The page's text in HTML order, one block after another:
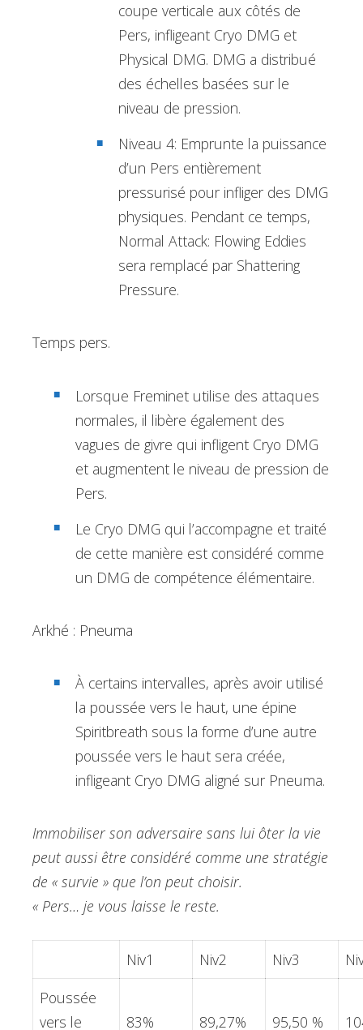
coupe verticale aux côtés de
Pers, infligeant Cryo DMG et
Physical DMG. DMG a distribué
des échelles basées sur le
niveau de pression.
Niveau 4: Emprunte la puissance
d’un Pers entièrement
pressurisé pour infliger des DMG
physiques. Pendant ce temps,
Normal Attack: Flowing Eddies
sera remplacé par Shattering
Pressure.
Temps pers.
Lorsque Freminet utilise des attaques
normales, il libère également des
vagues de givre qui infligent Cryo DMG
et augmentent le niveau de pression de
Pers.
Le Cryo DMG qui l’accompagne et traité
de cette manière est considéré comme
un DMG de compétence élémentaire.
Arkhé : Pneuma
À certains intervalles, après avoir utilisé
la poussée vers le haut, une épine
Spiritbreath sous la forme d’une autre
poussée vers le haut sera créée,
infligeant Cryo DMG aligné sur Pneuma.
Immobiliser son adversaire sans lui ôter la vie
peut aussi être considéré comme une stratégie
de « survie » que l’on peut choisir.
« Pers… je vous laisse le reste.
Niv1 Niv2 Niv3
Poussée
vers le
83% 89,27% 95,50 %